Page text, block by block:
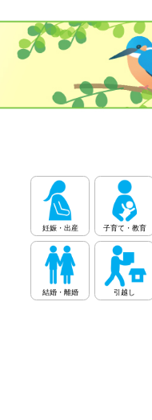
妊娠・出産 子育て・教育
結婚・離婚 引越し